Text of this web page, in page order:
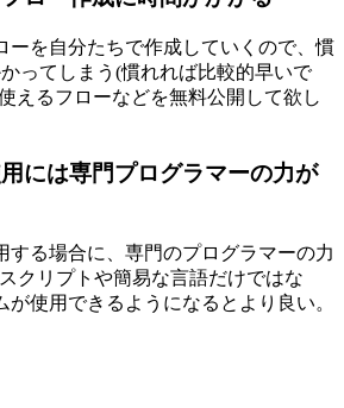
ーを自分たちで作成していくので、慣
ってしまう(慣れれば比較的早いで
えるフローなどを無料公開して欲し
には専門プログラマーの力が
する場合に、専門のプログラマーの力
クリプトや簡易な言語だけではな
が使用できるようになるとより良い。